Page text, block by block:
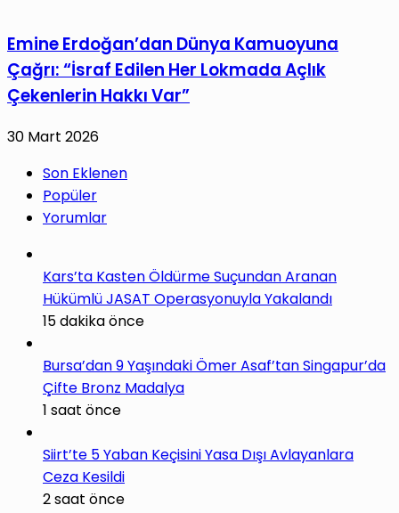
Emine Erdoğan’dan Dünya Kamuoyuna
Çağrı: “İsraf Edilen Her Lokmada Açlık
Çekenlerin Hakkı Var”
30 Mart 2026
Son Eklenen
Popüler
Yorumlar
Kars’ta Kasten Öldürme Suçundan Aranan
Hükümlü JASAT Operasyonuyla Yakalandı
15 dakika önce
Bursa’dan 9 Yaşındaki Ömer Asaf’tan Singapur’da
Çifte Bronz Madalya
1 saat önce
Siirt’te 5 Yaban Keçisini Yasa Dışı Avlayanlara
Ceza Kesildi
2 saat önce